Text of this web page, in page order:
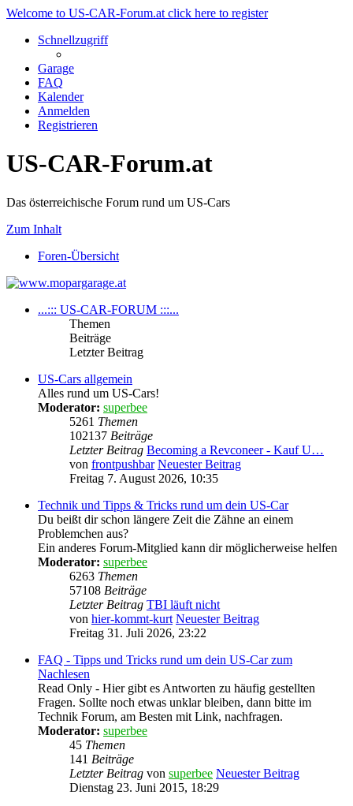
Welcome to US-CAR-Forum.at click here to register
Schnellzugriff
Garage
FAQ
Kalender
Anmelden
Registrieren
US-CAR-Forum.at
Das österreichische Forum rund um US-Cars
Zum Inhalt
Foren-Übersicht
...::: US-CAR-FORUM :::...
Themen
Beiträge
Letzter Beitrag
US-Cars allgemein
Alles rund um US-Cars!
Moderator: superbee
5261 Themen
102137 Beiträge
Letzter Beitrag Becoming a Revconeer - Kauf U…
von frontpushbar Neuester Beitrag
Freitag 7. August 2026, 10:35
Technik und Tipps & Tricks rund um dein US-Car
Du beißt dir schon längere Zeit die Zähne an einem
Problemchen aus?
Ein anderes Forum-Mitglied kann dir möglicherweise helfen
Moderator: superbee
6263 Themen
57108 Beiträge
Letzter Beitrag TBI läuft nicht
von hier-kommt-kurt Neuester Beitrag
Freitag 31. Juli 2026, 23:22
FAQ - Tipps und Tricks rund um dein US-Car zum
Nachlesen
Read Only - Hier gibt es Antworten zu häufig gestellten
Fragen. Sollte noch etwas unklar bleiben, dann bitte im
Technik Forum, am Besten mit Link, nachfragen.
Moderator: superbee
45 Themen
141 Beiträge
Letzter Beitrag von superbee Neuester Beitrag
Dienstag 23. Juni 2015, 18:29